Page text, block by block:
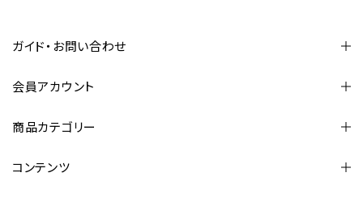
ガイド・お問い合わせ
会員アカウント
商品カテゴリー
コンテンツ